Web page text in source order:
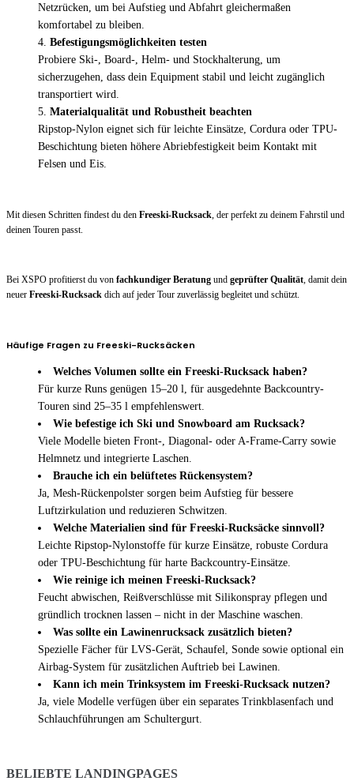
Netzrücken, um bei Aufstieg und Abfahrt gleichermaßen
komfortabel zu bleiben.
Befestigungsmöglichkeiten testen
Probiere Ski-, Board-, Helm- und Stockhalterung, um
sicherzugehen, dass dein Equipment stabil und leicht zugänglich
transportiert wird.
Materialqualität und Robustheit beachten
Ripstop-Nylon eignet sich für leichte Einsätze, Cordura oder TPU-
Beschichtung bieten höhere Abriebfestigkeit beim Kontakt mit
Felsen und Eis.
Mit diesen Schritten findest du den Freeski-Rucksack , der perfekt zu deinem Fahrstil und
deinen Touren passt.
Bei XSPO profitierst du von fachkundiger Beratung und geprüfter Qualität , damit dein
neuer Freeski-Rucksack dich auf jeder Tour zuverlässig begleitet und schützt.
Häufige Fragen zu Freeski-Rucksäcken
Welches Volumen sollte ein Freeski-Rucksack haben?
Für kurze Runs genügen 15–20 l, für ausgedehnte Backcountry-
Touren sind 25–35 l empfehlenswert.
Wie befestige ich Ski und Snowboard am Rucksack?
Viele Modelle bieten Front-, Diagonal- oder A-Frame-Carry sowie
Helmnetz und integrierte Laschen.
Brauche ich ein belüftetes Rückensystem?
Ja, Mesh-Rückenpolster sorgen beim Aufstieg für bessere
Luftzirkulation und reduzieren Schwitzen.
Welche Materialien sind für Freeski-Rucksäcke sinnvoll?
Leichte Ripstop-Nylonstoffe für kurze Einsätze, robuste Cordura
oder TPU-Beschichtung für harte Backcountry-Einsätze.
Wie reinige ich meinen Freeski-Rucksack?
Feucht abwischen, Reißverschlüsse mit Silikonspray pflegen und
gründlich trocknen lassen – nicht in der Maschine waschen.
Was sollte ein Lawinenrucksack zusätzlich bieten?
Spezielle Fächer für LVS-Gerät, Schaufel, Sonde sowie optional ein
Airbag-System für zusätzlichen Auftrieb bei Lawinen.
Kann ich mein Trinksystem im Freeski-Rucksack nutzen?
Ja, viele Modelle verfügen über ein separates Trinkblasenfach und
Schlauchführungen am Schultergurt.
BELIEBTE LANDINGPAGES